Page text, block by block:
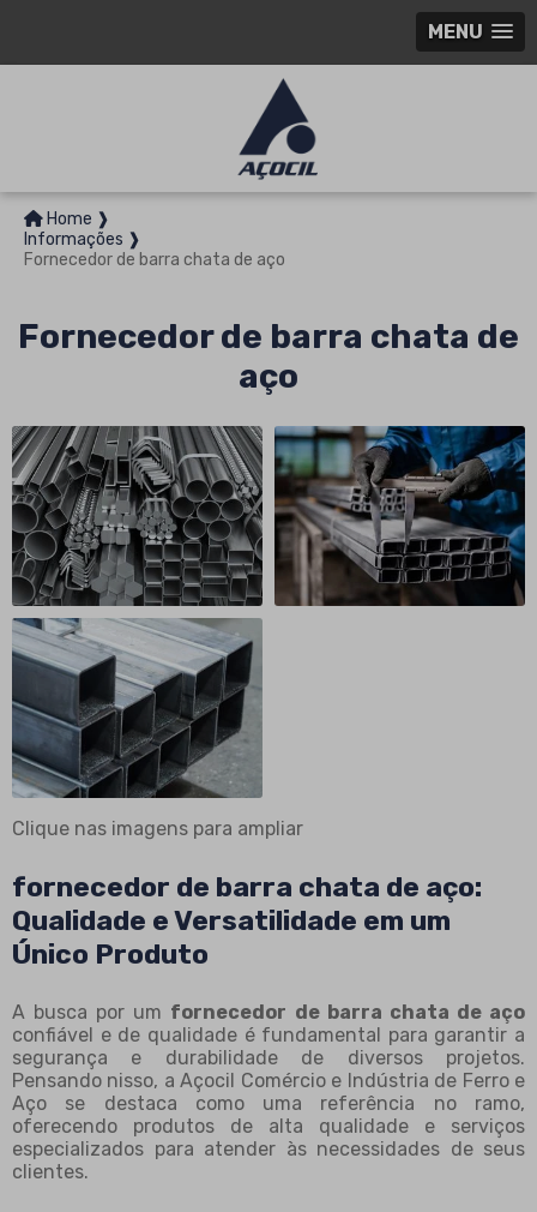
MENU
Home ❱
Informações ❱
Fornecedor de barra chata de aço
Fornecedor de barra chata de
aço
Clique nas imagens para ampliar
fornecedor de barra chata de aço:
Qualidade e Versatilidade em um
Único Produto
A busca por um fornecedor de barra chata de aço
confiável e de qualidade é fundamental para garantir a
segurança e durabilidade de diversos projetos.
Pensando nisso, a Açocil Comércio e Indústria de Ferro e
Aço se destaca como uma referência no ramo,
oferecendo produtos de alta qualidade e serviços
especializados para atender às necessidades de seus
clientes.